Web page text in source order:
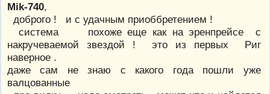
Mik-740,
доброго ! и с удачным приоббретением !
система похоже еще как на эренпрейсе с
накручеваемой звездой ! это из первых Риг
наверное .
даже сам не знаю с какого года пошли уже
валцованные